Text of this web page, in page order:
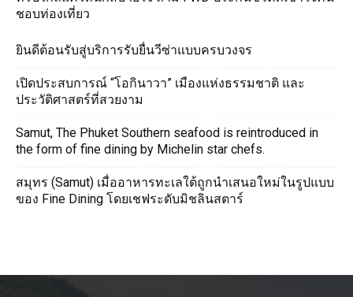
ชอบท่องเที่ยว
ยินดีต้อนรับสู่บริการรับยื่นวีซ่าแบบครบวงจร
เปิดประสบการณ์ “โอกินาวา” เมืองแห่งธรรมชาติ และ
ประวัติศาสตร์ที่สวยงาม
Samut, The Phuket Southern seafood is reintroduced in
the form of fine dining by Michelin star chefs.
สมุทร (Samut) เมื่ออาหารทะเลใต้ถูกนำเสนอใหม่ในรูปแบบ
ของ Fine Dining โดยเชฟระดับมิชลินสตาร์